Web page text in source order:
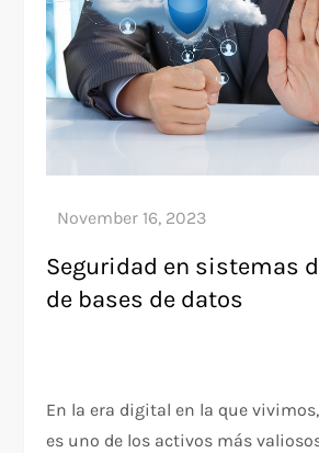
Seguridad en sistemas
de bases de datos
En la era digital en la que
es uno de los activos más